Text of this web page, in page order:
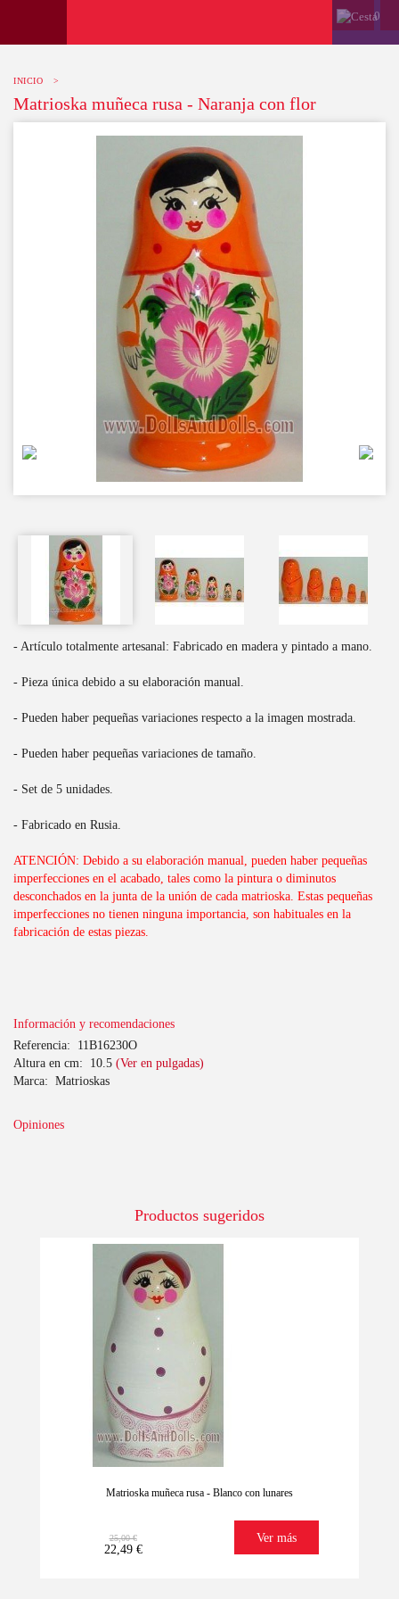
0
INICIO >
Matrioska muñeca rusa - Naranja con flor
- Artículo totalmente artesanal: Fabricado en madera y pintado a mano.
- Pieza única debido a su elaboración manual.
- Pueden haber pequeñas variaciones respecto a la imagen mostrada.
- Pueden haber pequeñas variaciones de tamaño.
- Set de 5 unidades.
- Fabricado en Rusia.
ATENCIÓN: Debido a su elaboración manual, pueden haber pequeñas
imperfecciones en el acabado, tales como la pintura o diminutos
desconchados en la junta de la unión de cada matrioska. Estas pequeñas
imperfecciones no tienen ninguna importancia, son habituales en la
fabricación de estas piezas.
Información y recomendaciones
Referencia: 11B16230O
Altura en cm: 10.5 (Ver en pulgadas)
Marca: Matrioskas
Opiniones
Productos sugeridos
Matrioska muñeca rusa - Blanco con lunares
25,00 €
22,49 €
Ver más